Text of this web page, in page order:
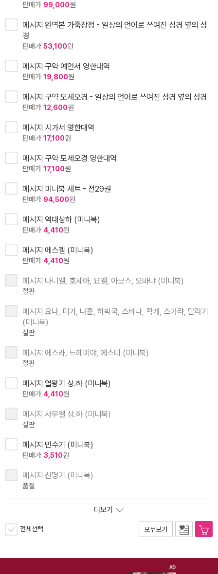
판매가 99,000원
메시지 완역본 가죽장정 - 일상의 언어로 쓰여진 성경 옆의 성
경
판매가 53,100원
메시지 구약 예언서 영한대역
판매가 19,800원
메시지 구약 모세오경 - 일상의 언어로 쓰여진 성경 옆의 성경
판매가 12,600원
메시지 시가서 영한대역
판매가 17,100원
메시지 구약 모세오경 영한대역
판매가 17,100원
메시지 미니북 세트 - 전29권
판매가 94,500원
메시지 역대상하 (미니북)
판매가 4,410원
메시지 에스겔 (미니북)
판매가 4,410원
메시지 다니엘, 호세아, 요엘, 아모스, 오바댜 (미니북)
절판
메시지 요나, 미가, 나훔, 하박국, 스바냐, 학개, 스가랴, 말라기
(미니북)
절판
메시지 에스라, 느헤미야, 에스더 (미니북)
절판
메시지 열왕기 상.하 (미니북)
판매가 4,410원
메시지 사무엘 상.하 (미니북)
절판
메시지 민수기 (미니북)
판매가 3,510원
메시지 신명기 (미니북)
품절
더보기
전체선택 모두보기